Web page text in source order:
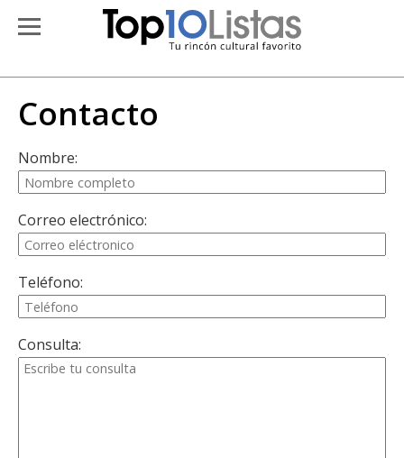
Contacto
Nombre:
Correo electrónico:
Teléfono:
Consulta: